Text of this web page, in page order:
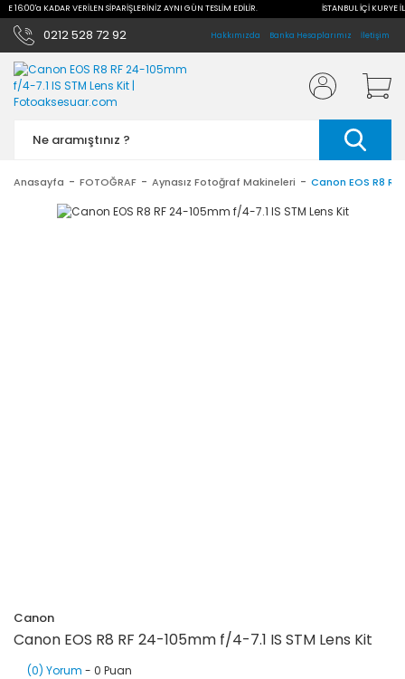
16:00'a KADAR VERİLEN SİPARİŞLERİNİZ AYNI GÜN TESLİM EDİLİR. İSTANBUL İÇİ KURYE
0212 528 72 92 Hakkımızda Banka Hesaplarımız İletişim
Anasayfa FOTOĞRAF Aynasız Fotoğraf Makineleri Canon EOS R8
Canon
Canon EOS R8 RF 24-105mm f/4-7.1 IS STM Lens Kit
(0) Yorum - 0 Puan